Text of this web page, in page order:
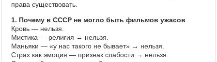
права существовать.
1. Почему в СССР не могло быть фильмов ужасов
Кровь — нельзя.
Мистика — религия → нельзя.
Маньяки — «у нас такого не бывает» → нельзя.
Страх как эмоция — признак слабости → нельзя.